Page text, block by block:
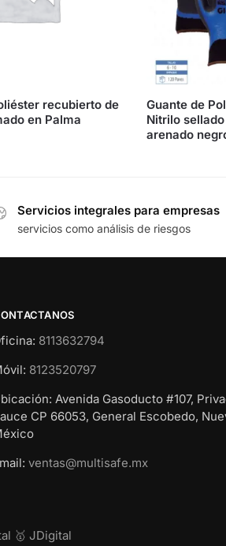
recubierto de
en Palma
Guante de
Nitrilo
arenado
Servicios integrales para empresas
servicios como análisis de riesgos
8113632794
8123520797
Avenida Gasoducto #107,
CP 66053, General Escobedo,
ventas@multisafe.mx
🥇 JDigital